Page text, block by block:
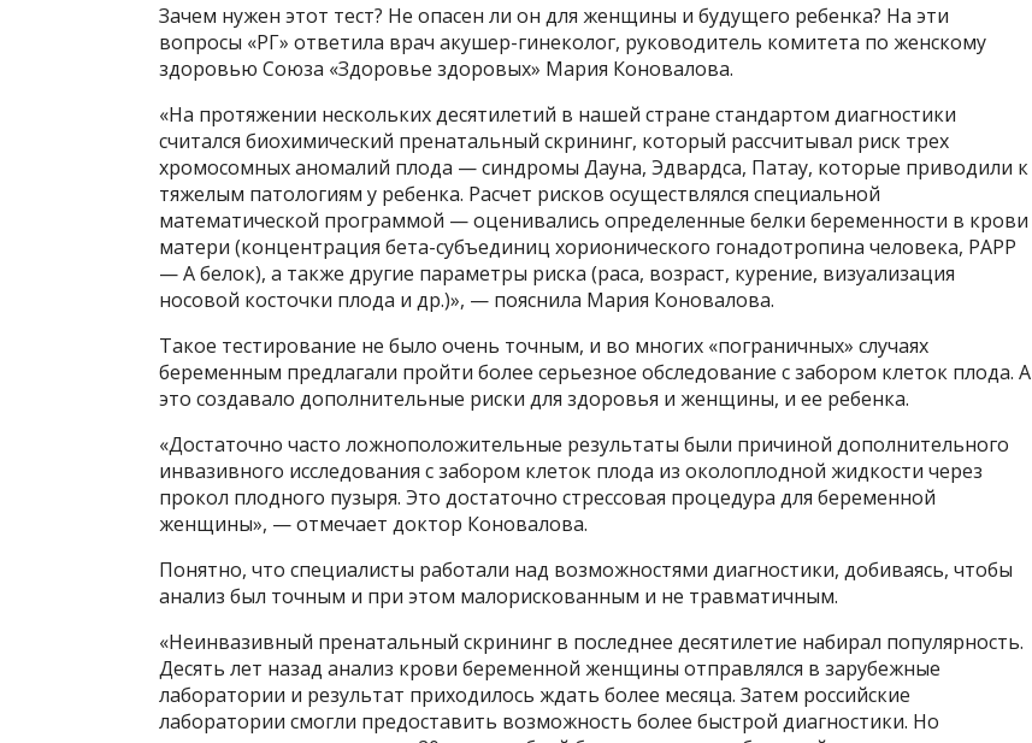
Зачем нужен этот тест? Не опасен ли он для женщины и будущего ребенка? На эти
вопросы «РГ» ответила врач акушер-гинеколог, руководитель комитета по женскому
здоровью Союза «Здоровье здоровых» Мария Коновалова.
«На протяжении нескольких десятилетий в нашей стране стандартом диагностики
считался биохимический пренатальный скрининг, который рассчитывал риск трех
хромосомных аномалий плода — синдромы Дауна, Эдвардса, Патау, которые приводили к
тяжелым патологиям у ребенка. Расчет рисков осуществлялся специальной
математической программой — оценивались определенные белки беременности в крови
матери (концентрация бета-субъединиц хорионического гонадотропина человека, РАРР
— А белок), а также другие параметры риска (раса, возраст, курение, визуализация
носовой косточки плода и др.)», — пояснила Мария Коновалова.
Такое тестирование не было очень точным, и во многих «пограничных» случаях
беременным предлагали пройти более серьезное обследование с забором клеток плода. А
это создавало дополнительные риски для здоровья и женщины, и ее ребенка.
«Достаточно часто ложноположительные результаты были причиной дополнительного
инвазивного исследования с забором клеток плода из околоплодной жидкости через
прокол плодного пузыря. Это достаточно стрессовая процедура для беременной
женщины», — отмечает доктор Коновалова.
Понятно, что специалисты работали над возможностями диагностики, добиваясь, чтобы
анализ был точным и при этом малорискованным и не травматичным.
«Неинвазивный пренатальный скрининг в последнее десятилетие набирал популярность.
Десять лет назад анализ крови беременной женщины отправлялся в зарубежные
лаборатории и результат приходилось ждать более месяца. Затем российские
лаборатории смогли предоставить возможность более быстрой диагностики. Но